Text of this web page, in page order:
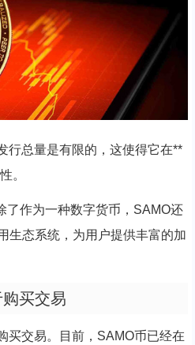
行总量是有限的，这使得它在**
。
了作为一种数字货币，SAMO还
生态系统，为用户提供丰富的加
买交易
买交易。目前，SAMO币已经在